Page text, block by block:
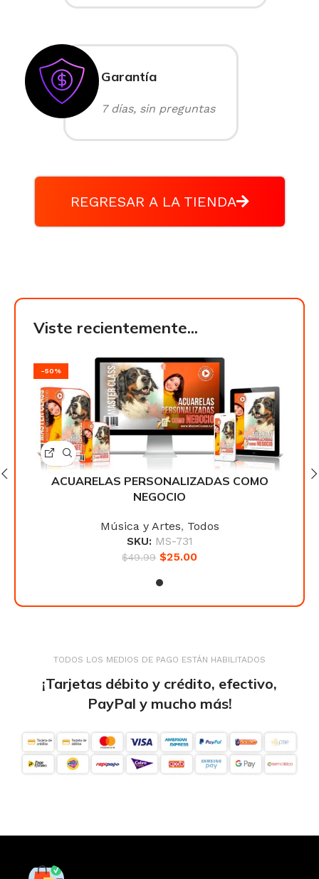
Garantía
7 días, sin preguntas
REGRESAR A LA TIENDA
Viste recientemente...
-50%
ACUARELAS PERSONALIZADAS COMO
NEGOCIO
Música y Artes, Todos
SKU: MS-731
$49.99 $25.00
TODOS LOS MEDIOS DE PAGO ESTÁN HABILITADOS
¡Tarjetas débito y crédito, efectivo,
PayPal y mucho más!